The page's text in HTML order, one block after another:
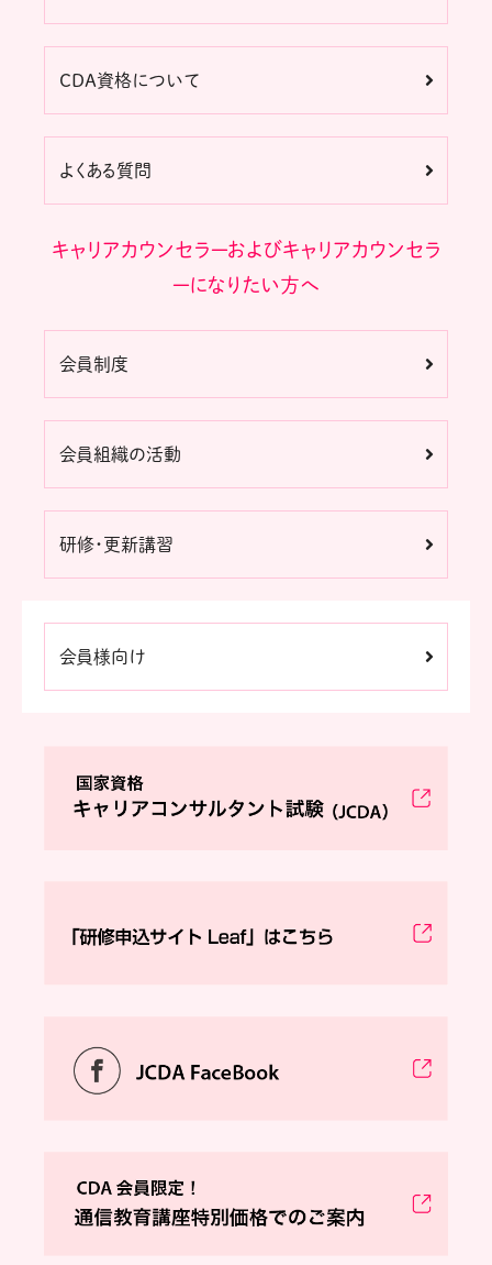
CDA資格について
よくある質問
キャリアカウンセラーおよびキャリアカウンセラ
ーになりたい方へ
会員制度
会員組織の活動
研修・更新講習
会員様向け